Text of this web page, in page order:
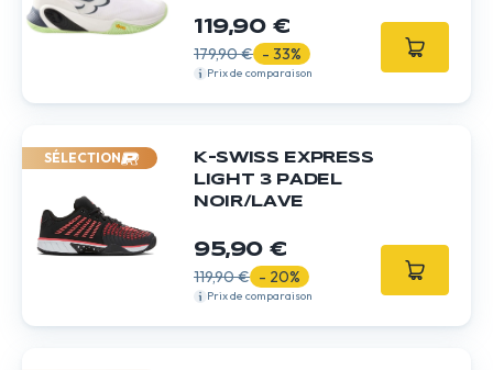
119,90 €
179,90 € - 33%
Prix de comparaison
SÉLECTION
K-SWISS EXPRESS
LIGHT 3 PADEL
NOIR/LAVE
95,90 €
119,90 € - 20%
Prix de comparaison